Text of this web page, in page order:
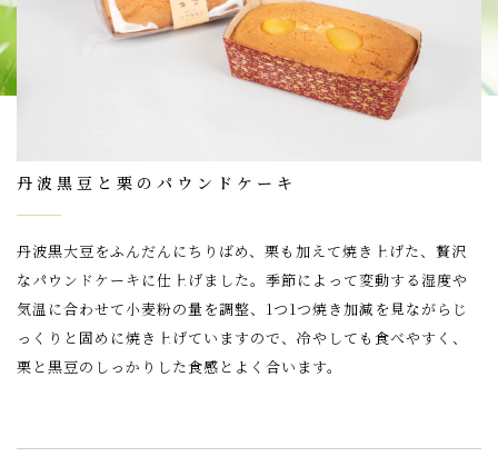
丹波黒豆と栗のパウンドケーキ
丹波黒大豆をふんだんにちりばめ、栗も加えて焼き上げた、贅沢
なパウンドケーキに仕上げました。季節によって変動する湿度や
気温に合わせて小麦粉の量を調整、1つ1つ焼き加減を見ながらじ
っくりと固めに焼き上げていますので、冷やしても食べやすく、
栗と黒豆のしっかりした食感とよく合います。